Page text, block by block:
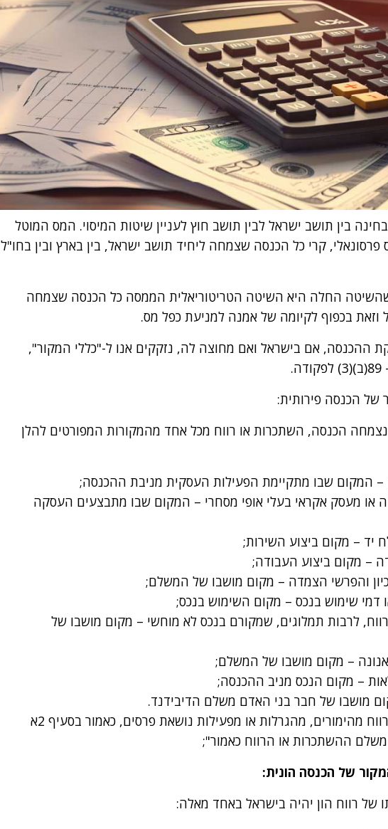
בין תושב ישראל לבין תושב חוץ לעניין שיטות המיסוי. המס המוטל
קרי כל הכנסה שצמחה ליחיד תושב ישראל, בין בארץ ובין בחו"ל
שהשיטה החלה היא השיטה הטריטוריאלית הממסה כל הכנסה שצמחה
וזאת בכפוף לקיומה של אמנה למניעת כפל מס.
ההכנסה, אם בישראל ואם מחוצה לה, נזקקים אנו ל-"כללי המקור",
הכנסה, השתכרות או רווח מכל אחד מהמקורות המפורטים להלן
המקום שבו מתקיימת הפעילות העסקית מניבת ההכנסה;
או מעסק אקראי בעלי אופי מסחרי – המקום שבו מתבצעים העסקה
יד – מקום ביצוע השירות;
– מקום ביצוע העבודה;
והפרשי הצמדה – מקום מושבו של המשלם;
דמי שימוש בנכס – מקום השימוש בנכס;
לרבות תמלוגים, שמקורם בנכס לא מוחשי – מקום מושבו של
– מקום מושבו של המשלם;
– מקום הנכס מניב ההכנסה;
מושבו של חבר בני האדם משלם הדיבידנד.
לגבי השתכרות או רווח מהימורים, מהגרלות או מפעילות נושאת פרסים, כאמור בסעיף 2א
ההשתכרות או הרווח כאמור";
של רווח הון יהיה בישראל באחד מאלה: